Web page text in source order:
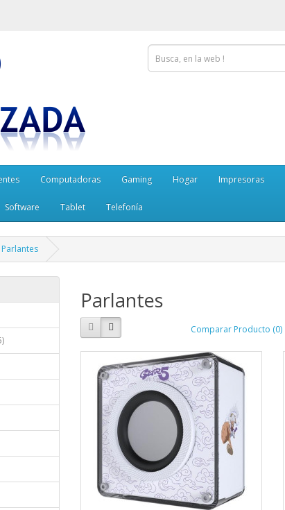
Computadoras Gaming Hogar Impresoras
Software Tablet Telefonía
Parlantes
Parlantes
Comparar Producto (0)